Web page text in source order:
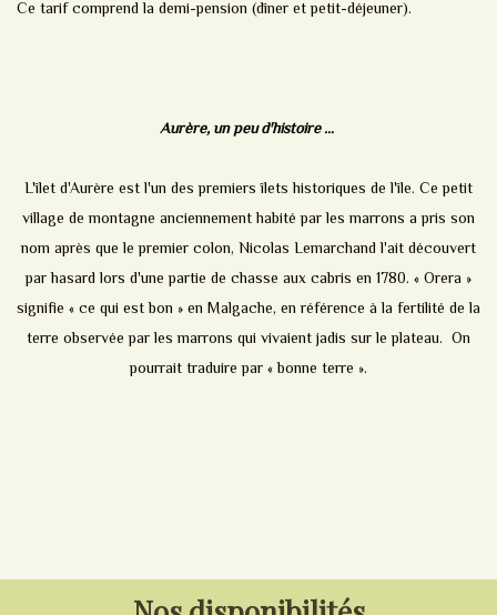
Ce tarif comprend la demi-pension (dîner et petit-déjeuner).
Aurère, un peu d'histoire …
L'îlet d'Aurère est l'un des premiers îlets historiques de l'île. Ce petit
village de montagne anciennement habité par les marrons a pris son
nom après que le premier colon, Nicolas Lemarchand l'ait découvert
par hasard lors d'une partie de chasse aux cabris en 1780. « Orera »
signifie « ce qui est bon » en Malgache, en référence à la fertilité de la
terre observée par les marrons qui vivaient jadis sur le plateau. On
pourrait traduire par « bonne terre ».